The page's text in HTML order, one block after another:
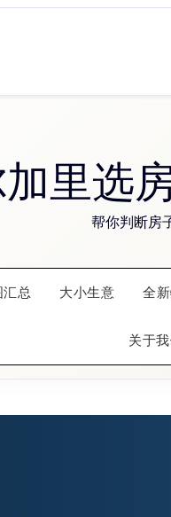
里选
帮你判断房
总 大小生意 全
关于